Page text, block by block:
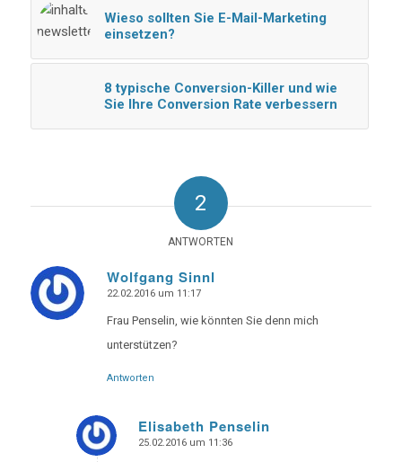
Wieso sollten Sie E-Mail-Marketing
einsetzen?
8 typische Conversion-Killer und wie
Sie Ihre Conversion Rate verbessern
2
ANTWORTEN
Wolfgang Sinnl
says:
22.02.2016 um 11:17
Frau Penselin, wie könnten Sie denn mich
unterstützen?
Antworten
Elisabeth Penselin
says:
25.02.2016 um 11:36